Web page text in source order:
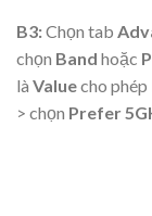
B3:Chọn tab
chọn Band hoặc
là Valuecho
> chọn Prefer